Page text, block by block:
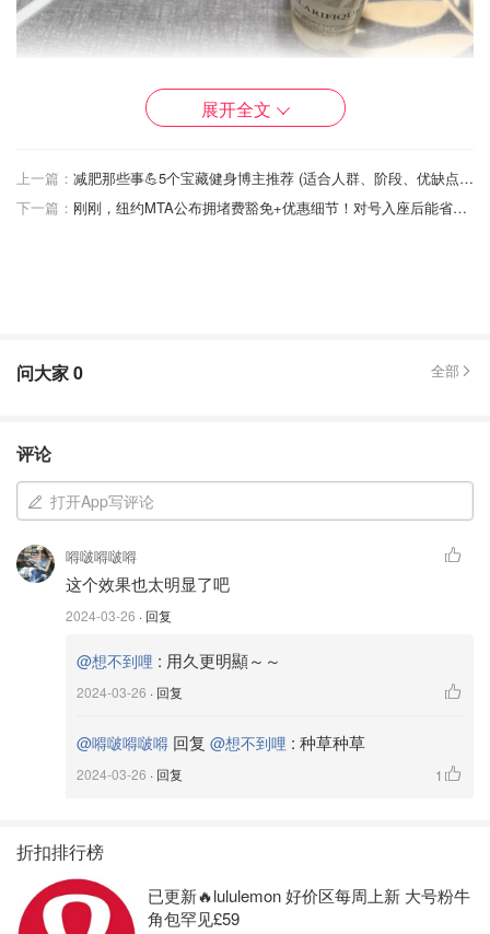
極光水在經期皮膚開始不穩定長痘痘粉刺，每天認真用極光
濕發光
磨皮效果：🤍🤍🤍🤍🖤
的痘痘消了 痕跡也變淡 皮膚亮晶晶！然後毛孔些許縮小～
～
展开全文
上一篇：
减肥那些事💪5个宝藏健身博主推荐 (适合人群、阶段、优缺点) 亲测有效自练视频分享
下一篇：
刚刚，纽约MTA公布拥堵费豁免+优惠细节！对号入座后能省一半
问大家0 全部
评论
打开App写评论
嘚啵嘚啵嘚
这个效果也太明显了吧
2024-03-26 · 回复
@想不到哩 : 用久更明顯～～
2024-03-26 · 回复
@嘚啵嘚啵嘚 回复 @想不到哩 : 种草种草
2024-03-26 · 回复 1
折扣排行榜
已更新🔥lululemon 好价区每周上新 大号粉牛
角包罕见£59